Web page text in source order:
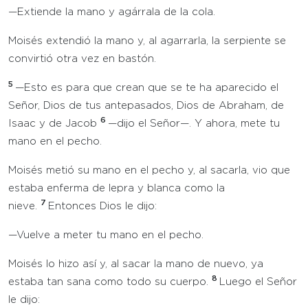
—Extiende la mano y agárrala de la cola.
Moisés extendió la mano y, al agarrarla, la serpiente se
convirtió otra vez en bastón.
5 —Esto es para que crean que se te ha aparecido el
Señor, Dios de tus antepasados, Dios de Abraham, de
Isaac y de Jacob 6 —dijo el Señor—. Y ahora, mete tu
mano en el pecho.
Moisés metió su mano en el pecho y, al sacarla, vio que
estaba enferma de lepra y blanca como la
nieve.
7 Entonces Dios le dijo:
—Vuelve a meter tu mano en el pecho.
Moisés lo hizo así y, al sacar la mano de nuevo, ya
estaba tan sana como todo su cuerpo.
8
Luego el Señor
le dijo: